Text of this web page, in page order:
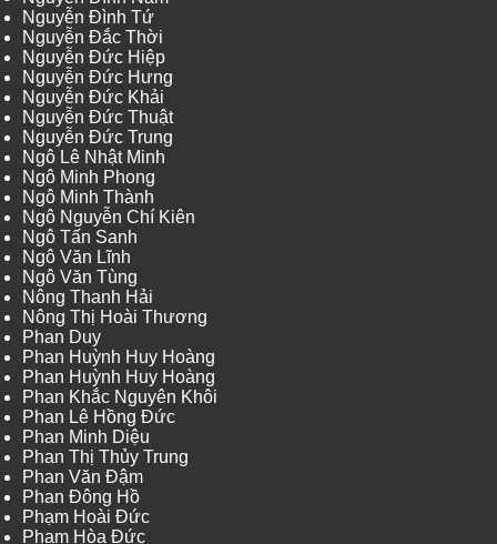
Nguyễn Đình Tứ
Nguyễn Đắc Thời
Nguyễn Đức Hiệp
Nguyễn Đức Hưng
Nguyễn Đức Khải
Nguyễn Đức Thuật
Nguyễn Đức Trung
Ngô Lê Nhật Minh
Ngô Minh Phong
Ngô Minh Thành
Ngô Nguyễn Chí Kiên
Ngô Tấn Sanh
Ngô Văn Lĩnh
Ngô Văn Tùng
Nông Thanh Hải
Nông Thị Hoài Thương
Phan Duy
Phan Huỳnh Huy Hoàng
Phan Huỳnh Huy Hoàng
Phan Khắc Nguyên Khôi
Phan Lê Hồng Đức
Phan Minh Diệu
Phan Thị Thủy Trung
Phan Văn Đậm
Phan Đông Hồ
Phạm Hoài Đức
Phạm Hòa Đức